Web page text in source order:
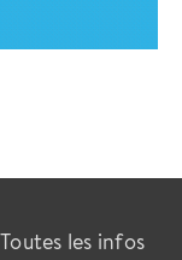
Toutes les infos